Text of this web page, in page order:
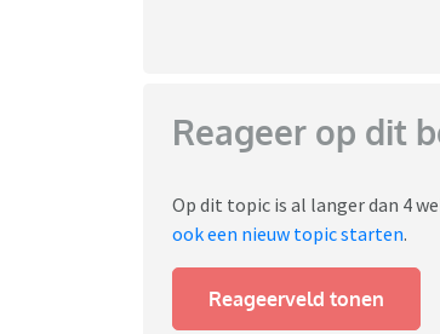
Reageer op dit
Op dit topic is al langer dan 4
ook een nieuw topic starten.
Reageerveld tonen